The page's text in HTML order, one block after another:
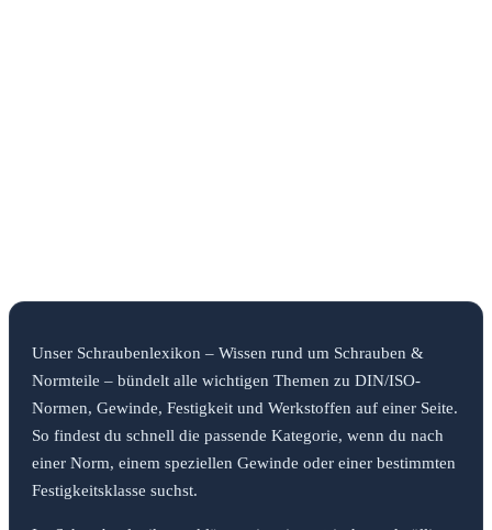
Unser Schraubenlexikon – Wissen rund um Schrauben &
Normteile – bündelt alle wichtigen Themen zu DIN/ISO-
Normen, Gewinde, Festigkeit und Werkstoffen auf einer Seite.
So findest du schnell die passende Kategorie, wenn du nach
einer Norm, einem speziellen Gewinde oder einer bestimmten
Festigkeitsklasse suchst.